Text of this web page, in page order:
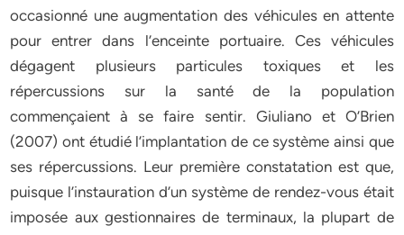
occasionné une augmentation des véhicules en attente
pour entrer dans l’enceinte portuaire. Ces véhicules
dégagent plusieurs particules toxiques et les
répercussions sur la santé de la population
commençaient à se faire sentir. Giuliano et O’Brien
(2007) ont étudié l’implantation de ce système ainsi que
ses répercussions. Leur première constatation est que,
puisque l’instauration d’un système de rendez-vous était
imposée aux gestionnaires de terminaux, la plupart de